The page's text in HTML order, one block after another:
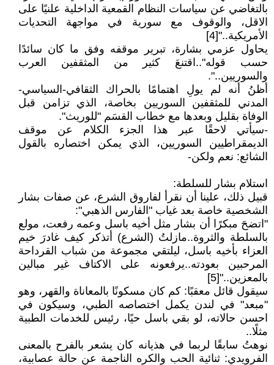
بالتغاضي عن سياسات النظام القمعية الداخلية علنيًا على
الاقل، والوقوف مع سورية في مواجهة التحديات
الأمريكية.."[4]
يحاول عزمي بشارة، تبرير موقفه وفق ما كان سائدًا
حسب قوله"..اقتنعَ كثير من المثقفين العرب
والسوريين..".
أظنُ أنه لم يولِ اهتمامًا بالحراك الثقافي-السياسي-
المدني للمثقفين السوريين بخاصة، الذي تزامن قبل
الوفاة بقليل وبعدها مع خطاب القسَم "للوريث".
-سيأتي لاحقًا عبر هذا الجزء الكلام عن موقف
الديمقراطيين السوريين، الذي يمكن اختصاره بالقول
الشائع: نعم ولكن-
استلام بشار للسلطة:
قبيل ذلك، علينا أن نقرأ لفاروق الشرع، عن صفات بشار
الشخصية خاصة بعد غياب "الفارس الذهبي":
"اتضحَ مبكرًا أن بشار مثل أخيه باسل وعمه رفعت، مولع
بالسلطة والثروة..مازلتُ (الشرع) أتذكر كيف غادرَ خيم
العزاء بأخيه باسل، ليلتقي مجموعة من شباب القرداحة
المرحبين بعودته..يرفعونه على الاكتاف غير مبالين
بالمعزين.."[5]
سيقول قائل معقبًا: كم كان مسكونًا بالمعاناة والقهر، وهو
"مبعد" في لندن يكمل اختصاصه الطبي، وسيكون في
احسن حالاته، لو بقي باسل حيًا، رئيس للخدمات الطبية
مثلًا..
نوهتُ سابقًا لربما في هذيانه كان يشعر بالفرح بالمعنى
الفرويدي: ثنائية الحب والكره الناجمة عن حالة عصابية،